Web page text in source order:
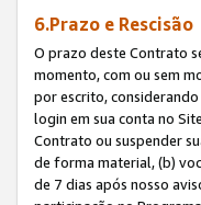
6.Prazo e Rescisão
O prazo deste Contrato
momento, com ou sem
por escrito,
login em sua conta no
Contrato ou suspender
de forma material, (b)
de 7 dias após nosso